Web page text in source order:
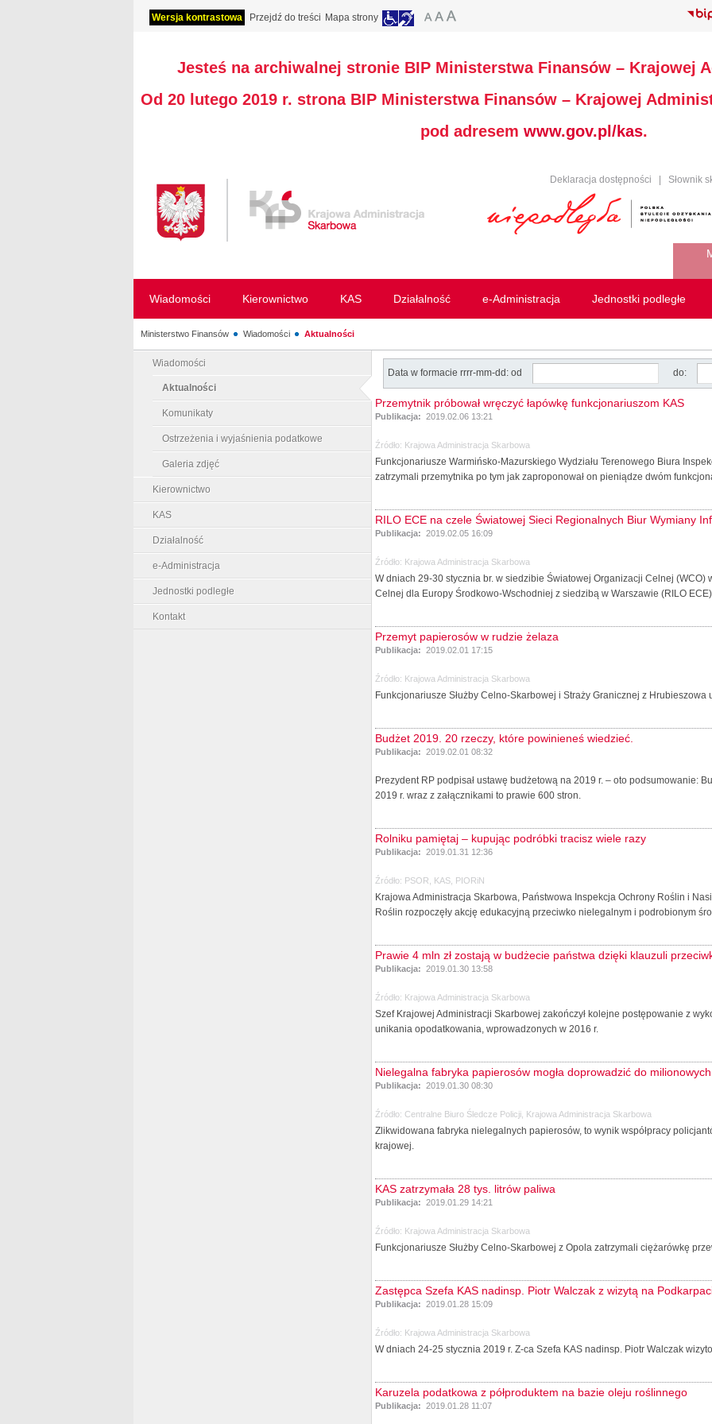
Wersja kontrastowa Przejdź do treści Mapa strony
Jesteś na archiwalnej stronie BIP Ministerstwa Finansów – Krajowej
Od 20 lutego 2019 r. strona BIP Ministerstwa Finansów – Krajowej
pod adresem www.gov.pl/kas.
Deklaracja dostępności Słownik
Wiadomości Kierownictwo KAS Działalność e-Administracja Jednostki podległe
Ministerstwo Finansów Wiadomości Aktualności
Wiadomości
Aktualności
Komunikaty
Ostrzeżenia i wyjaśnienia podatkowe
Galeria zdjęć
Kierownictwo
KAS
Działalność
e-Administracja
Jednostki podległe
Kontakt
Data w formacie rrrr-mm-dd: od do:
Przemytnik próbował wręczyć łapówkę funkcjonariuszom KAS
Publikacja: 2019.02.06 13:21
Źródło: Krajowa Administracja Skarbowa
Funkcjonariusze Warmińsko-Mazurskiego Wydziału Terenowego Biura
zatrzymali przemytnika po tym jak zaproponował on pieniądze dwóm
RILO ECE na czele Światowej Sieci Regionalnych Biur Wymiany
Publikacja: 2019.02.05 16:09
Źródło: Krajowa Administracja Skarbowa
W dniach 29-30 stycznia br. w siedzibie Światowej Organizacji Celnej
Celnej dla Europy Środkowo-Wschodniej z siedzibą w Warszawie (RILO
Przemyt papierosów w rudzie żelaza
Publikacja: 2019.02.01 17:15
Źródło: Krajowa Administracja Skarbowa
Funkcjonariusze Służby Celno-Skarbowej i Straży Granicznej z
Budżet 2019. 20 rzeczy, które powinieneś wiedzieć.
Publikacja: 2019.02.01 08:32
Prezydent RP podpisał ustawę budżetową na 2019 r. – oto podsumowanie:
2019 r. wraz z załącznikami to prawie 600 stron.
Rolniku pamiętaj – kupując podróbki tracisz wiele razy
Publikacja: 2019.01.31 12:36
Źródło: PSOR, KAS, PIORiN
Krajowa Administracja Skarbowa, Państwowa Inspekcja Ochrony Roślin i
Roślin rozpoczęły akcję edukacyjną przeciwko nielegalnym i podrobionym
Prawie 4 mln zł zostają w budżecie państwa dzięki klauzuli
Publikacja: 2019.01.30 13:58
Źródło: Krajowa Administracja Skarbowa
Szef Krajowej Administracji Skarbowej zakończył kolejne postępowanie z
unikania opodatkowania, wprowadzonych w 2016 r.
Nielegalna fabryka papierosów mogła doprowadzić do
Publikacja: 2019.01.30 08:30
Źródło: Centralne Biuro Śledcze Policji, Krajowa Administracja Skarbowa
Zlikwidowana fabryka nielegalnych papierosów, to wynik współpracy
krajowej.
KAS zatrzymała 28 tys. litrów paliwa
Publikacja: 2019.01.29 14:21
Źródło: Krajowa Administracja Skarbowa
Funkcjonariusze Służby Celno-Skarbowej z Opola zatrzymali ciężarówkę
Zastępca Szefa KAS nadinsp. Piotr Walczak z wizytą na
Publikacja: 2019.01.28 15:09
Źródło: Krajowa Administracja Skarbowa
W dniach 24-25 stycznia 2019 r. Z-ca Szefa KAS nadinsp. Piotr Walczak
Karuzela podatkowa z półproduktem na bazie oleju roślinnego
Publikacja: 2019.01.28 11:07